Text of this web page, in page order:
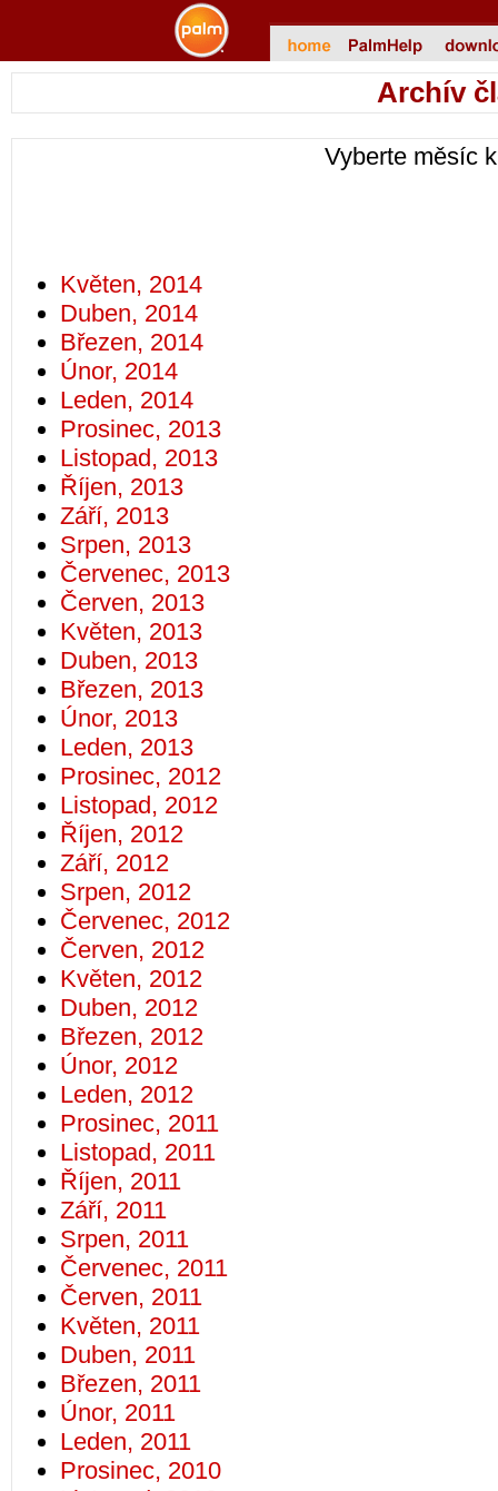
Archív
Vyberte měsíc
Květen, 2014
Duben, 2014
Březen, 2014
Únor, 2014
Leden, 2014
Prosinec, 2013
Listopad, 2013
Říjen, 2013
Září, 2013
Srpen, 2013
Červenec, 2013
Červen, 2013
Květen, 2013
Duben, 2013
Březen, 2013
Únor, 2013
Leden, 2013
Prosinec, 2012
Listopad, 2012
Říjen, 2012
Září, 2012
Srpen, 2012
Červenec, 2012
Červen, 2012
Květen, 2012
Duben, 2012
Březen, 2012
Únor, 2012
Leden, 2012
Prosinec, 2011
Listopad, 2011
Říjen, 2011
Září, 2011
Srpen, 2011
Červenec, 2011
Červen, 2011
Květen, 2011
Duben, 2011
Březen, 2011
Únor, 2011
Leden, 2011
Prosinec, 2010